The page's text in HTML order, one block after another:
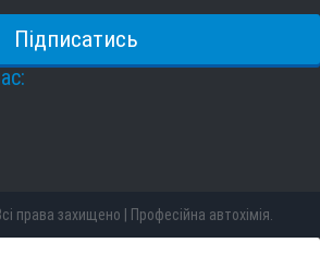
права захищено | Професійна автохімія.